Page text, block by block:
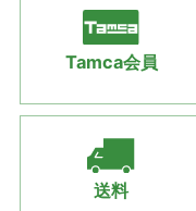
Tamca会員
送料